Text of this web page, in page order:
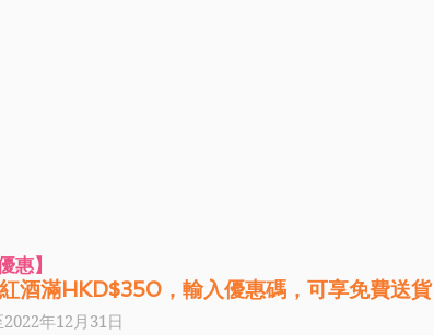
惠】
酒滿HKD$350，輸入優惠碼，可享免費送貨
年12月31日